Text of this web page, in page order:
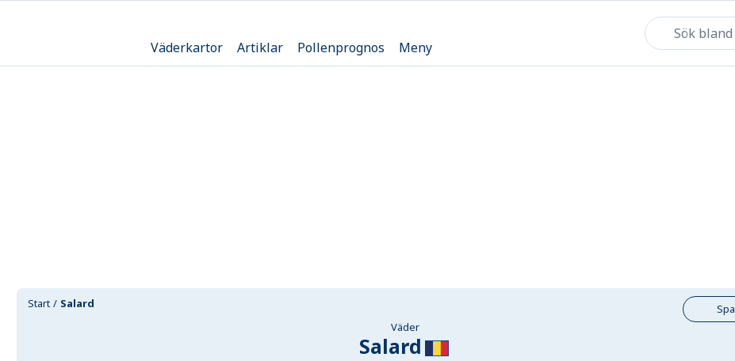
Väderkartor Artiklar Pollenprognos Meny
Start Salard
Väder
Salard